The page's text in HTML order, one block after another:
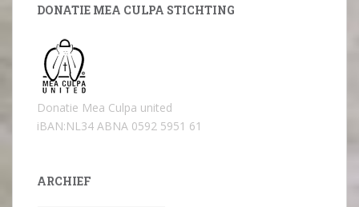
DONATIE MEA CULPA STICHTING
Donatie Mea Culpa united
iBAN:NL34 ABNA 0592 5951 61
ARCHIEF